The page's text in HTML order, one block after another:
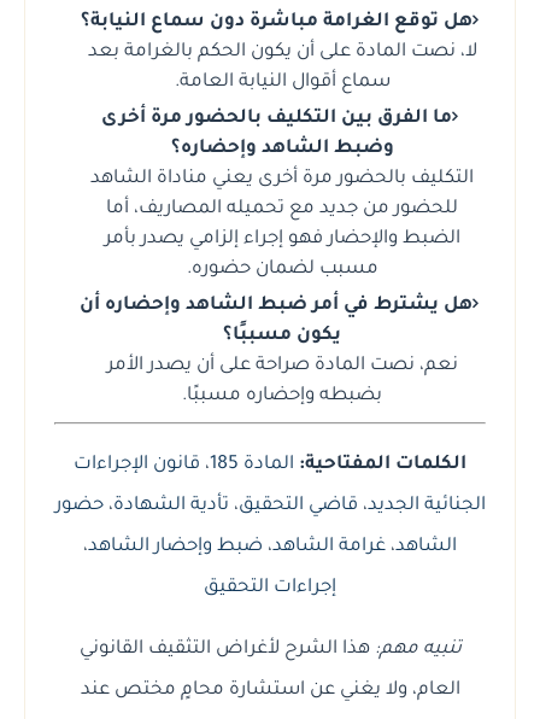
هل توقع الغرامة مباشرة دون سماع النيابة؟
لا، نصت المادة على أن يكون الحكم بالغرامة بعد
سماع أقوال النيابة العامة.
ما الفرق بين التكليف بالحضور مرة أخرى
وضبط الشاهد وإحضاره؟
التكليف بالحضور مرة أخرى يعني مناداة الشاهد
للحضور من جديد مع تحميله المصاريف، أما
الضبط والإحضار فهو إجراء إلزامي يصدر بأمر
مسبب لضمان حضوره.
هل يشترط في أمر ضبط الشاهد وإحضاره أن
يكون مسببًا؟
نعم، نصت المادة صراحة على أن يصدر الأمر
بضبطه وإحضاره مسببًا.
الكلمات المفتاحية: المادة 185 ، قانون الإجراءات
الجنائية الجديد، قاضي التحقيق، تأدية الشهادة،حضور
الشاهد، غرامة الشاهد، ضبط وإحضار الشاهد،
إجراءات التحقيق
تنبيه مهم: هذا الشرح لأغراض التثقيف القانوني
العام، ولا يغني عن استشارة محامٍ مختص عند